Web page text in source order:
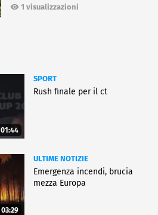
1 visualizzazioni
01:44
SPORT
Rush finale per il ct
03:29
ULTIME NOTIZIE
Emergenza incendi, brucia
mezza Europa